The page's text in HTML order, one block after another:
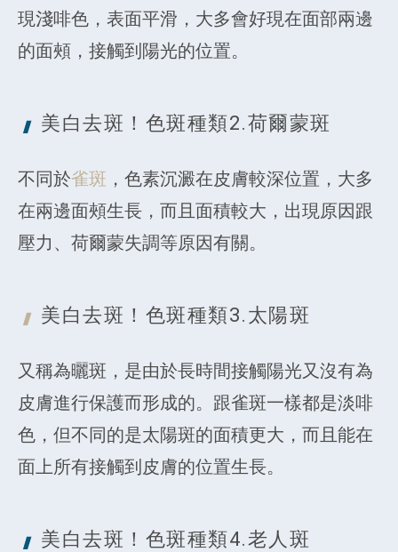
現淺啡色，表面平滑，大多會好現在面部兩邊
的面頰，接觸到陽光的位置。
美白去斑！色斑種類2.荷爾蒙斑
不同於雀斑 ，色素沉澱在皮膚較深位置，大多
在兩邊面頰生長，而且面積較大，出現原因跟
壓力、荷爾蒙失調等原因有關。
美白去斑！色斑種類3. 太陽斑
又稱為曬斑，是由於長時間接觸陽光又沒有為
皮膚進行保護而形成的。跟雀斑一樣都是淡啡
色，但不同的是太陽斑的面積更大，而且能在
面上所有接觸到皮膚的位置生長。
美白去斑！色斑種類4.老人斑